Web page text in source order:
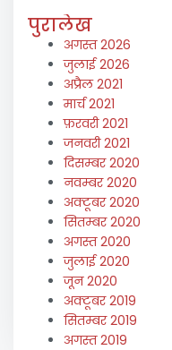
पुरालेख
अगस्त 2026
जुलाई 2026
अप्रैल 2021
मार्च 2021
फ़रवरी 2021
जनवरी 2021
दिसम्बर 2020
नवम्बर 2020
अक्टूबर 2020
सितम्बर 2020
अगस्त 2020
जुलाई 2020
जून 2020
अक्टूबर 2019
सितम्बर 2019
अगस्त 2019